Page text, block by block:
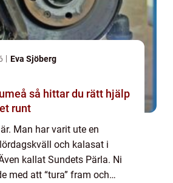
Eva Sjöberg
rätt hjälp
runt
Man har varit ute en
och kalasat i
kallat Sundets Pärla. Ni
med att “tura” fram och